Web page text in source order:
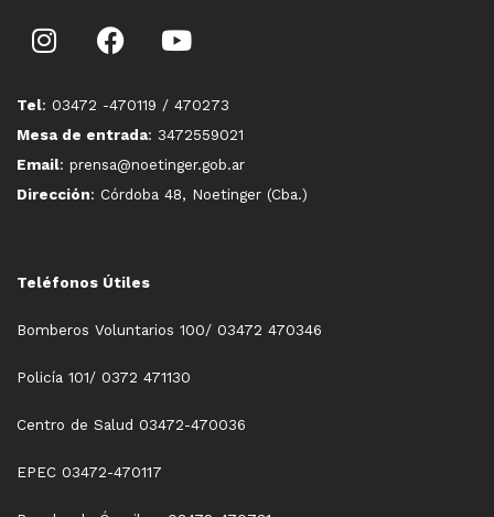
Tel: 03472 -470119 / 470273
Mesa de entrada: 3472559021
Email: prensa@noetinger.gob.ar
Dirección: Córdoba 48, Noetinger (Cba.)
Teléfonos Útiles
Bomberos Voluntarios 100/ 03472 470346
Policía 101/ 0372 471130
Centro de Salud 03472-470036
EPEC 03472-470117